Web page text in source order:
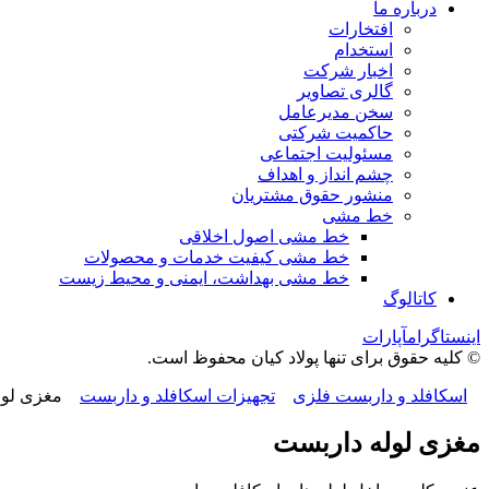
درباره ما
افتخارات
استخدام
اخبار شرکت
گالری تصاویر
سخن مدیرعامل
حاکمیت شرکتی
مسئولیت اجتماعی
چشم انداز و اهداف
منشور حقوق مشتریان
خط مشی
خط مشی اصول اخلاقی
خط مشی کیفیت خدمات و محصولات
خط مشی بهداشت، ایمنی و محیط زیست
کاتالوگ
اینستاگرامآپارات
© کلیه حقوق برای تنها پولاد کیان محفوظ است.
اسکافلد و داربست فلزی تجهیزات اسکافلد و داربست مغزی
مغزی لوله داربست